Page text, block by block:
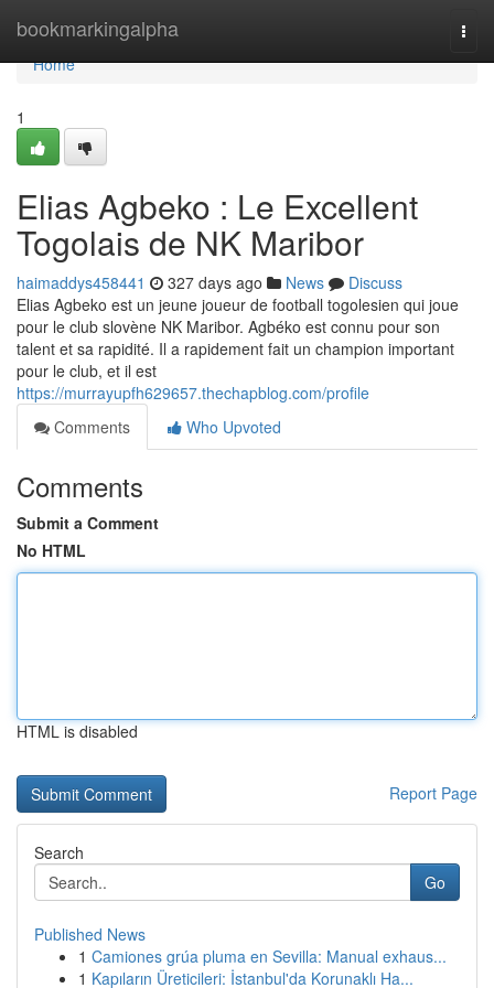
bookmarkingalpha
Home
Home
1
Elias Agbeko : Le Excellent
Togolais de NK Maribor
haimaddys458441 327 days ago News
Discuss
Elias Agbeko est un jeune joueur de football togolesien qui joue
pour le club slovène NK Maribor. Agbéko est connu pour son
talent et sa rapidité. Il a rapidement fait un champion important
pour le club, et il est
https://murrayupfh629657.thechapblog.com/profile
Comments
Who Upvoted
Comments
Submit a Comment
No HTML
HTML is disabled
Report Page
Search
Go
Published News
1 Camiones grúa pluma en Sevilla: Manual exhaus...
1 Kapıların Üreticileri: İstanbul'da Korunaklı Ha...